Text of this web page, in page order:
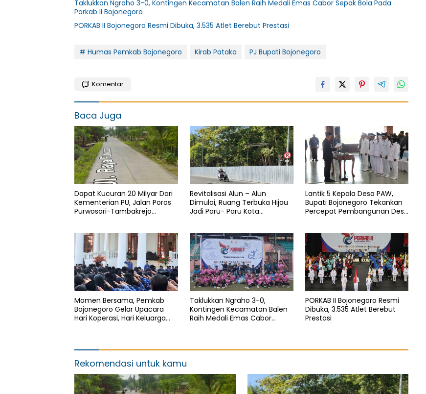
Taklukkan Ngraho 3-0, Kontingen Kecamatan Balen Raih Medali Emas Cabor Sepak Bola Pada
Porkab II Bojonegoro
PORKAB II Bojonegoro Resmi Dibuka, 3.535 Atlet Berebut Prestasi
# Humas Pemkab Bojonegoro Kirab Pataka PJ Bupati Bojonegoro
Komentar
Baca Juga
Dapat Kucuran 20 Milyar Dari
Kementerian PU, Jalan Poros
Purwosari-Tambakrejo
Revitalisasi Alun – Alun
Dimulai, Ruang Terbuka Hijau
Jadi Paru- Paru Kota
Lantik 5 Kepala Desa PAW,
Bupati Bojonegoro Tekankan
Percepat Pembangunan Desa
Momen Bersama, Pemkab
Bojonegoro Gelar Upacara
Hari Koperasi, Hari Keluarga
Taklukkan Ngraho 3-0,
Kontingen Kecamatan Balen
Raih Medali Emas Cabor
PORKAB II Bojonegoro Resmi
Dibuka, 3.535 Atlet Berebut
Prestasi
Rekomendasi untuk kamu